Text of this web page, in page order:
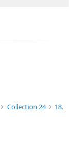
Collection 24
18.